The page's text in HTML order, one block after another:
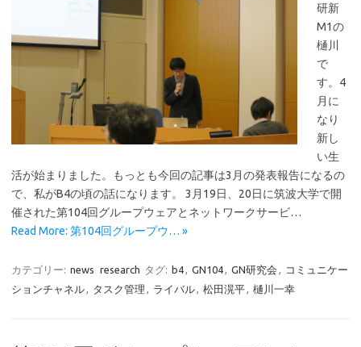
研新
M1の
樋川
で
す。4
月に
なり
新し
い生
活が始まりました。もっとも今回の記事は3月の発表報告になるの
で、私がB4の頃の話になります。 3月19日、20日に筑波大学で開
催された第104回グループウェアとネットワークサービ…
Read More: 第104回グループウ… »
カテゴリー: news research タグ: b4 GN104 GN研究会
コミュニケー
ションチャネル
タスク管理 ライバル 松田滉平 樋川一幸